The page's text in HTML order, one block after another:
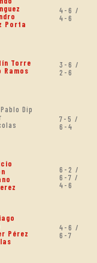
Porta
4-6 /
4-6
Torre
Ramos
3-6 /
2-6
Dip
7-5 /
6-4
6-2 /
6-7 /
4-6
Pérez
4-6 /
6-7